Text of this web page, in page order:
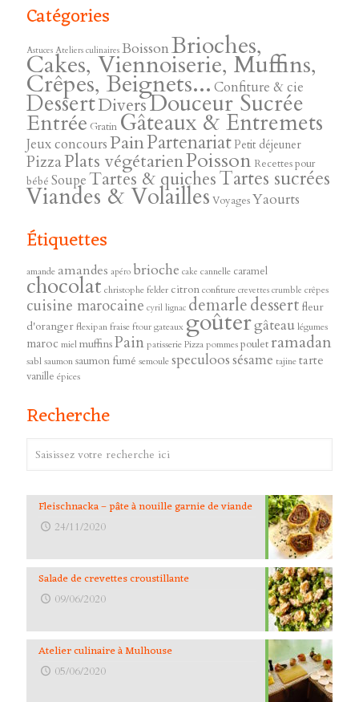
Catégories
Astuces Ateliers culinaires BoissonBrioches,
Cakes, Viennoiserie, Muffins,
Crêpes, Beignets... Confiture & cie
DessertDiversDouceur Sucrée
Entrée Gratin Gâteaux & Entremets
Jeux concoursPainPartenariatPetit déjeuner
PizzaPlats végétarienPoisson Recettes pour
bébé SoupeTartes & quichesTartes sucrées
Viandes & Volailles VoyagesYaourts
Étiquettes
amandeamandes apéro brioche cake cannelle caramel
chocolat christophe felder citronconfiture crevettes crumble crêpes
cuisine marocaine cyril lignac demarledessert fleur
d'orangerflexipanfraiseftourgateaux goûtergâteaulégumes
maroc mielmuffinsPainpatisseriePizzapommespouletramadan
sablsaumonsaumon fumé semoulespeculoossésame tajinetarte
vanille épices
Recherche
Fleischnacka – pâte à nouille garnie de viande
24/11/2020
Salade de crevettes croustillante
09/06/2020
Atelier culinaire à Mulhouse
05/06/2020